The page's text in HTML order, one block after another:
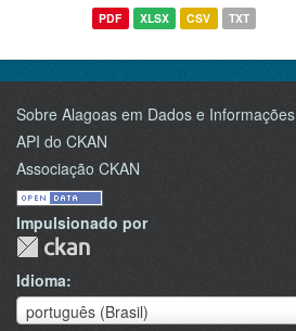
PDF XLSX CSV TXT
Sobre Alagoas em Dados e Informações
API do CKAN
Associação CKAN
Impulsionado por
Idioma
português (Brasil)
Idioma